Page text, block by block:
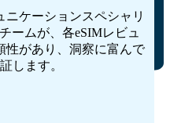
ケーションスペシャリ
ームが、各eSIMレビュ
性があり、洞察に富んで
します。